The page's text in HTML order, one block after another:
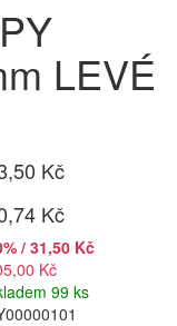
LEVÉ
Kč
Kč
/ 31,50 Kč
Kč
99 ks